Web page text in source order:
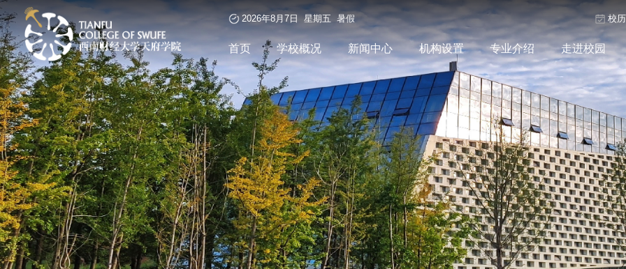
2026年8月7日 星期五 暑假 校历
首页 学校概况 新闻中心 机构设置 专业介绍 走进校园